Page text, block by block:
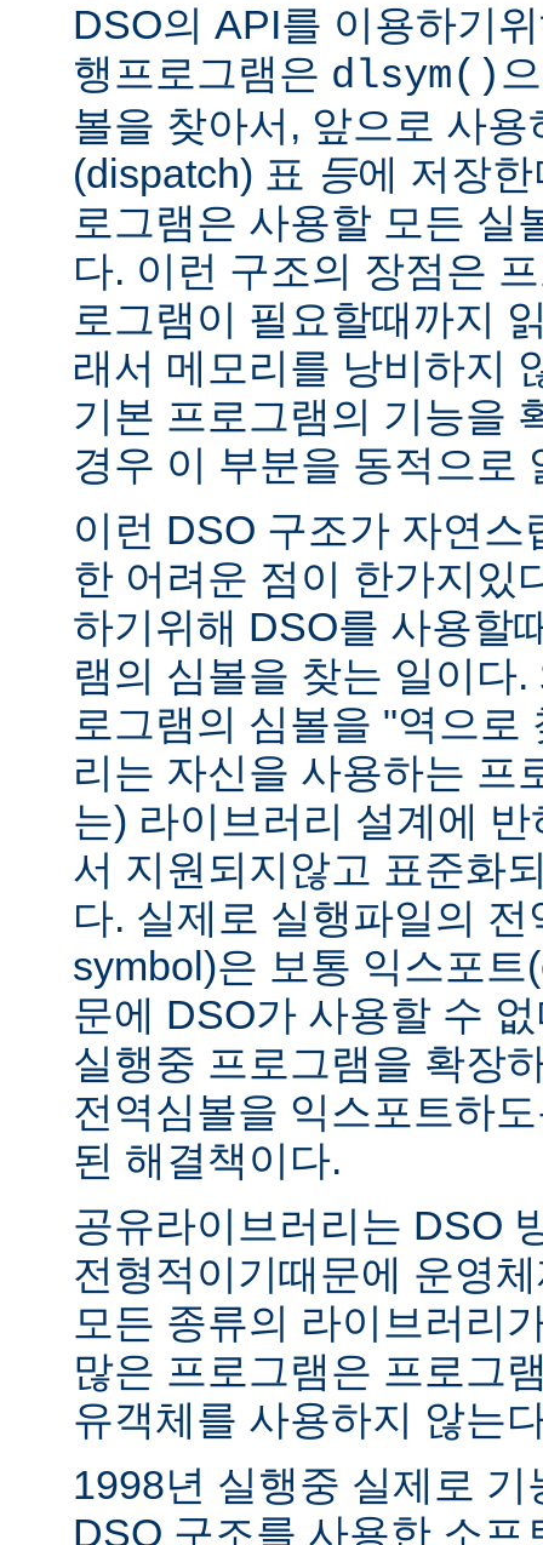
DSO의 API를 이용하기
행프로그램은 dlsym()
볼을 찾아서, 앞으로 사
(dispatch) 표 등에 저장
로그램은 사용할 모든 실
다. 이런 구조의 장점은
로그램이 필요할때까지
래서 메모리를 낭비하지
기본 프로그램의 기능을
경우 이 부분을 동적으로
이런 DSO 구조가 자연
한 어려운 점이 한가지있
하기위해 DSO를 사용할
램의 심볼을 찾는 일이다
로그램의 심볼을 "역으로
리는 자신을 사용하는 프
는) 라이브러리 설계에
서 지원되지않고 표준화
다. 실제로 실행파일의
symbol)은 보통 익스포
문에 DSO가 사용할 수
실행중 프로그램을 확장
전역심볼을 익스포트하
된 해결책이다.
공유라이브러리는 DSO
전형적이기때문에 운영
모든 종류의 라이브러리
많은 프로그램은 프로그
유객체를 사용하지 않는
1998년 실행중 실제로
DSO 구조를 사용한 소